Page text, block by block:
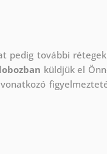
pedig további
küldjük el